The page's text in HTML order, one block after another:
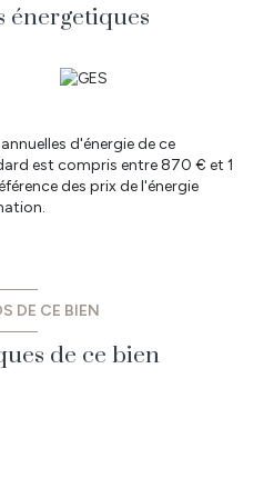
Alu avec interphone.
auxquels ce bien est exposé sont
d'honoraires d'agence inclus
énergetiques
d'énergie de ce
est compris entre 870 € et 1
des prix de l'énergie
DE CE BIEN
de ce bien